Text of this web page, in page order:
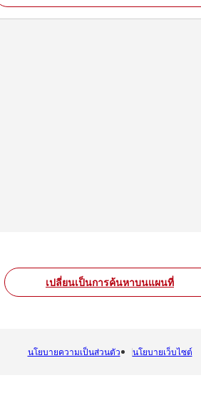
เปลี่ยนเป็นการค้นหาบนแผนที่
นโยบายความเป็นส่วนตัว นโยบายเว็บไซต์